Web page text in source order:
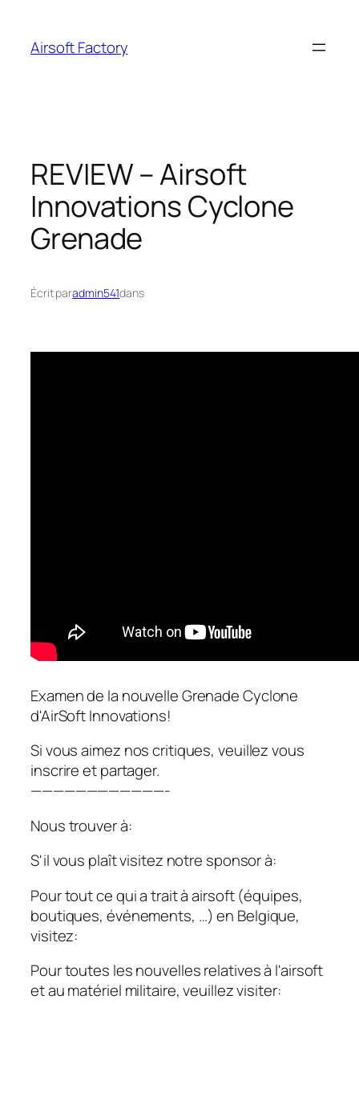
contenu
Airsoft Factory
REVIEW – Airsoft
Innovations Cyclone
Grenade
Écrit paradmin541dans
Examen de la nouvelle Grenade Cyclone
d'AirSoft Innovations!
Si vous aimez nos critiques, veuillez vous
inscrire et partager.
————————————-
Nous trouver à:
S'il vous plaît visitez notre sponsor à:
Pour tout ce qui a trait à airsoft (équipes,
boutiques, événements, …) en Belgique,
visitez:
Pour toutes les nouvelles relatives à l'airsoft
et au matériel militaire, veuillez visiter: